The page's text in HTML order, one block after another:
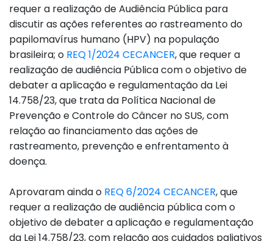
requer a realização de Audiência Pública para
discutir as ações referentes ao rastreamento do
papilomavírus humano (HPV) na população
brasileira; o REQ 1/2024 CECANCER, que requer a
realização de audiência Pública com o objetivo de
debater a aplicação e regulamentação da Lei
14.758/23, que trata da Política Nacional de
Prevenção e Controle do Câncer no SUS, com
relação ao financiamento das ações de
rastreamento, prevenção e enfrentamento à
doença.
Aprovaram ainda o REQ 6/2024 CECANCER, que
requer a realização de audiência pública com o
objetivo de debater a aplicação e regulamentação
da Lei 14.758/23, com relação aos cuidados paliativos